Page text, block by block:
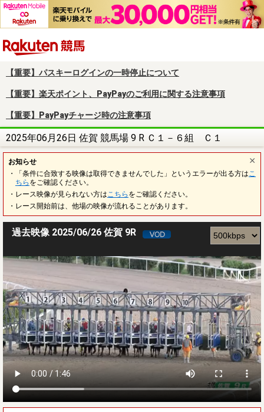
【重要】パスキーログインの一時停止について
【重要】楽天ポイント、PayPayのご利用に関する注意事項
【重要】PayPayチャージ時の注意事項
2025年06月26日 佐賀 競馬場 9 R Ｃ１－６組 Ｃ１
お知らせ
・「条件に合致する映像は取得できませんでした」というエラーが出る方は こ
ちら をご確認ください。
・レース映像が見られない方は こちら をご確認ください。
・レース開始前は、他場の映像が流れることがあります。
過去映像 2025/06/26 佐賀 9R